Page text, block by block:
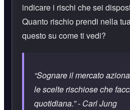
indicare i rischi che sei
Quanto rischio prendi nella
questo su come ti vedi?
“Sognare il mercato
le scelte rischiose che
quotidiana.”- Carl Jung